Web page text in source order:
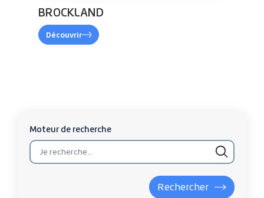
BROCKLAND
Découvrir
BROCKLAND
Moteur de recherche